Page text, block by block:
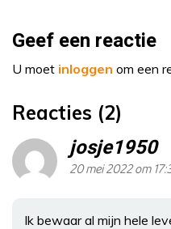
Geef een reactie
U moet inloggen om een
Reacties (2)
josje1950
20 mei 2022 om
Ik bewaar al mijn hele